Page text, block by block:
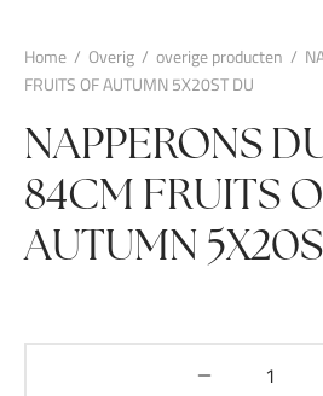
Home / Overig / overige producten /
FRUITS OF AUTUMN 5X20ST DU
NAPPERONS
84CM FRUITS
AUTUMN